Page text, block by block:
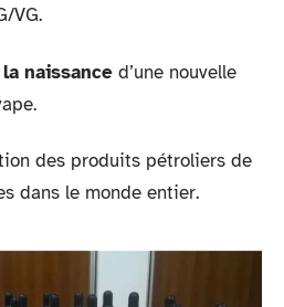
VG.
naissance d’une nouvelle
des produits pétroliers de
dans le monde entier.